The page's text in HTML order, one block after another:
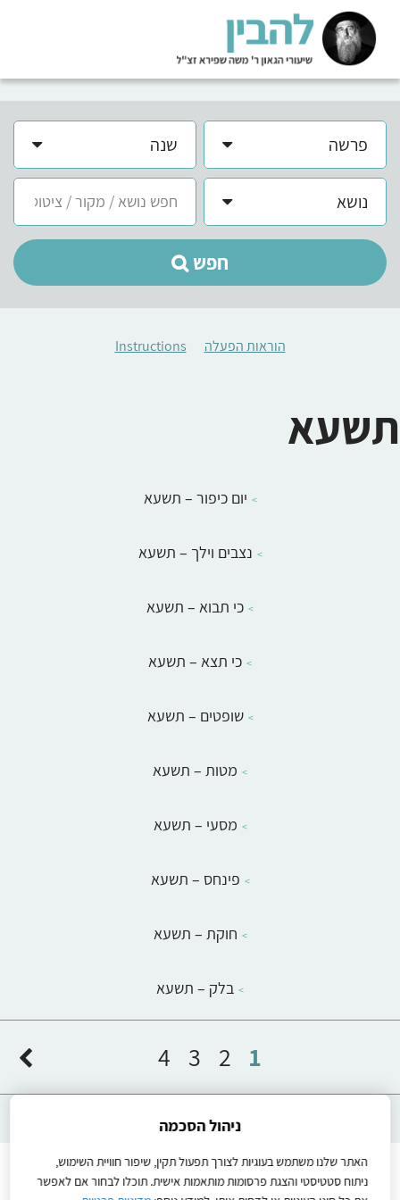
פרשה שנה
נושא
חפש
הוראות הפעלה Instructions
תשעא
יום כיפור – תשעא
נצבים וילך – תשעא
כי תבוא – תשעא
כי תצא – תשעא
שופטים – תשעא
מטות – תשעא
מסעי – תשעא
פינחס – תשעא
חוקת – תשעא
בלק – תשעא
1
2
3
4
Instructions הוראות הפעלה יצירת קשר
להבין
שיעורים לתלמידים
תנאי שימוש באתר מדיניות פרטיות
ניהול הסכמה
האתר שלנו משתמש בעוגיות לצורך תפעול תקין, שיפור חוויית השימוש,
ניתוח סטטיסטי והצגת פרסומות מותאמות אישית. תוכלו לבחור אם לאפשר